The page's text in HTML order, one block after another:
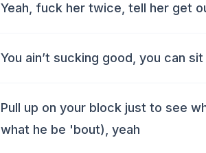
Yeah, fuck her twice, tell her get
You ain’t sucking good, you can
Pull up on your block just to see
what he be 'bout), yeah